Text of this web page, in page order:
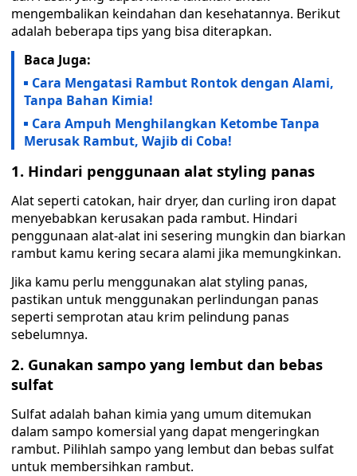
mengembalikan keindahan dan kesehatannya. Berikut
adalah beberapa tips yang bisa diterapkan.
Baca Juga:
Cara Mengatasi Rambut Rontok dengan Alami,
Tanpa Bahan Kimia!
Cara Ampuh Menghilangkan Ketombe Tanpa
Merusak Rambut, Wajib di Coba!
1. Hindari penggunaan alat styling panas
Alat seperti catokan, hair dryer, dan curling iron dapat
menyebabkan kerusakan pada rambut. Hindari
penggunaan alat-alat ini sesering mungkin dan biarkan
rambut kamu kering secara alami jika memungkinkan.
Jika kamu perlu menggunakan alat styling panas,
pastikan untuk menggunakan perlindungan panas
seperti semprotan atau krim pelindung panas
sebelumnya.
2. Gunakan sampo yang lembut dan bebas
sulfat
Sulfat adalah bahan kimia yang umum ditemukan
dalam sampo komersial yang dapat mengeringkan
rambut. Pilihlah sampo yang lembut dan bebas sulfat
untuk membersihkan rambut.